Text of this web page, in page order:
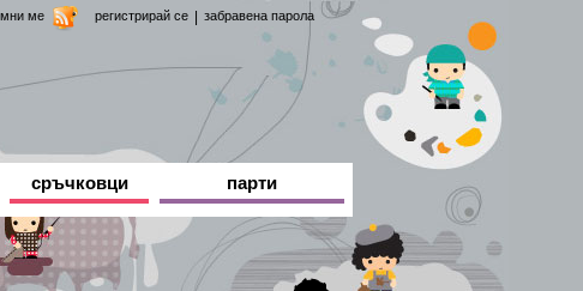
ме регистрирай се забравена парола
сръчковци парти